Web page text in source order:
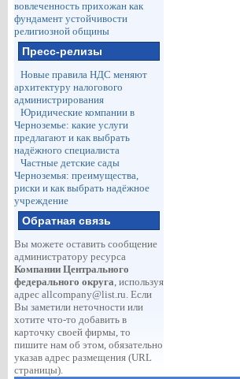
вовлеченность прихожан как
фундамент устойчивости
религиозной общины
Пресс-релизы
Новые правила НДС меняют
архитектуру налогового
администрирования
Юридические компании в
Черноземье: какие услуги
предлагают и как выбрать
надёжного специалиста
Частные детские сады
Черноземья: преимущества,
риски и как выбрать надёжное
учреждение
Обратная связь
Вы можете оставить сообщение
администратору ресурса
Компании Центрального
федерального округа, используя
адрес allcompany@list.ru. Если
Вы заметили неточности или
хотите что-то добавить в
карточку своей фирмы, то
пишите нам об этом, обязательно
указав адрес размещения (URL
страницы).